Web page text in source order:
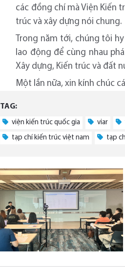
các đồng chí mà Viện Kiến
trúc và xây dựng nói chung.
Trong năm tới, chúng tôi
lao động để cùng nhau
Xây dựng, Kiến trúc và đất
Một lần nữa, xin kính chúc
TAG:
viện kiến trúc quốc gia viar
tạp chí kiến trúc việt nam tạp